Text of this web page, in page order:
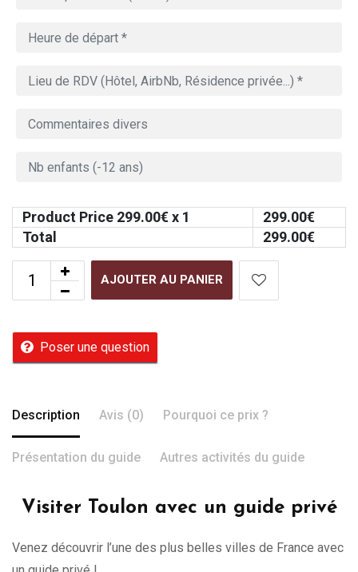
Product Price 299.00€ x 1 299.00€
Total
299.00€
AJOUTER AU PANIER
Poser une question
Description Avis (0) Pourquoi ce prix ?
Présentation du guide Autres activités du guide
Visiter Toulon avec un guide privé
Venez découvrir l’une des plus belles villes de France avec